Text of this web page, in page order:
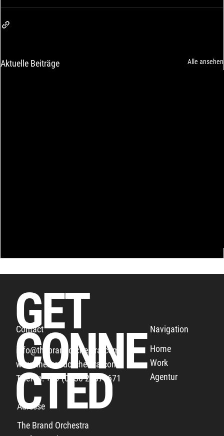
Aktuelle Beiträge Alle ansehen
DER RELAUNCH FÜR DIE VSA
GET
CONNE
CTED
Navigation
Home
Work
Agentur
Adresse
The Brand Orchestra
Contact
info@thebrandorchestra.com
www.thebrandorchestra.com
Telefon: +49 (0) 30 27879671